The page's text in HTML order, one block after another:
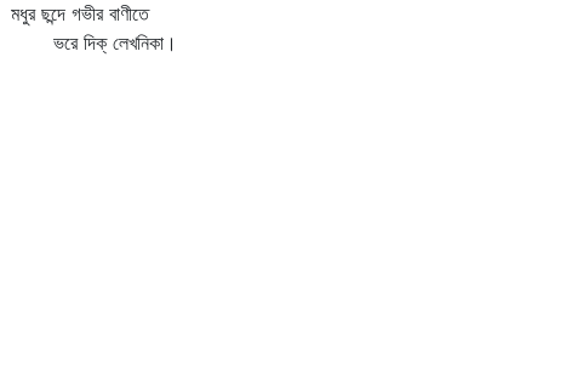
মধুর ছন্দে গভীর বাণীতে
ভরে দিক্‌ লেখনিকা।